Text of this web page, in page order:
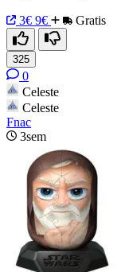
3€ 9€ Gratis
325
0
Celeste
Celeste
Fnac
3sem